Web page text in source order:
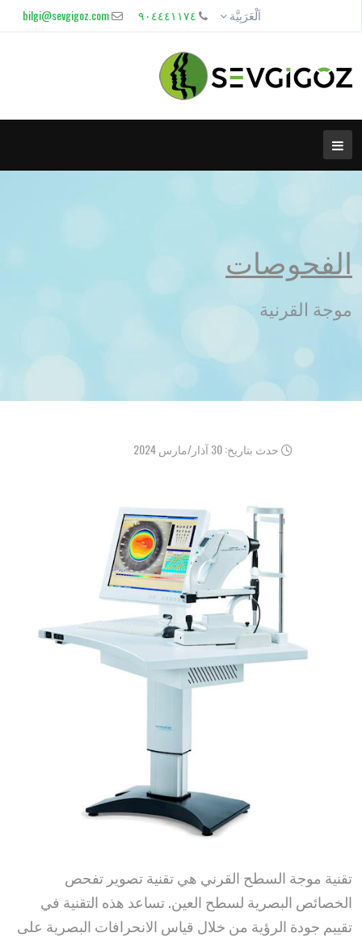
٩٠٤٤٤١١٧٤ bilgi@sevgigoz.com اَلْعَرَبِيَّة
الفحوصات
موجة القرنية
حدث بتاريخ: 30 آذار/مارس 2024
تقنية موجة السطح القرني هي تقنية تصوير تفحص
الخصائص البصرية لسطح العين. تساعد هذه التقنية في
تقييم جودة الرؤية من خلال قياس الانحرافات البصرية على